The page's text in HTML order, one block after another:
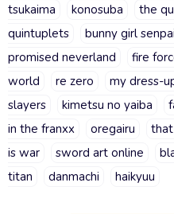
tsukaima
konosuba
the
quintuplets
bunny girl senpai
promised neverland
fire
world
re zero my dress-
slayers
kimetsu no yaiba
in the franxx
oregairu
is war
sword art online
titan
danmachi haikyuu